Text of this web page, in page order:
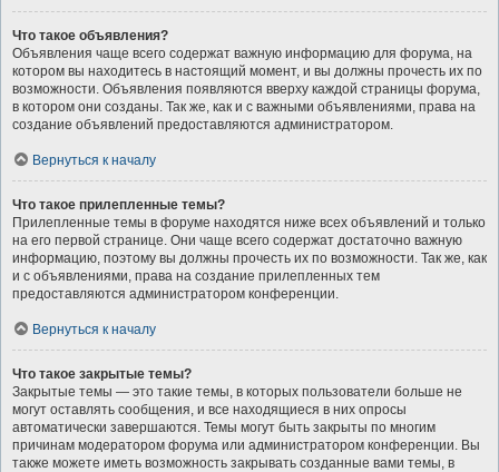
Что такое объявления?
Объявления чаще всего содержат важную информацию для форума, на
котором вы находитесь в настоящий момент, и вы должны прочесть их по
возможности. Объявления появляются вверху каждой страницы форума,
в котором они созданы. Так же, как и с важными объявлениями, права на
создание объявлений предоставляются администратором.
Вернуться к началу
Что такое прилепленные темы?
Прилепленные темы в форуме находятся ниже всех объявлений и только
на его первой странице. Они чаще всего содержат достаточно важную
информацию, поэтому вы должны прочесть их по возможности. Так же, как
и с объявлениями, права на создание прилепленных тем
предоставляются администратором конференции.
Вернуться к началу
Что такое закрытые темы?
Закрытые темы — это такие темы, в которых пользователи больше не
могут оставлять сообщения, и все находящиеся в них опросы
автоматически завершаются. Темы могут быть закрыты по многим
причинам модератором форума или администратором конференции. Вы
также можете иметь возможность закрывать созданные вами темы, в